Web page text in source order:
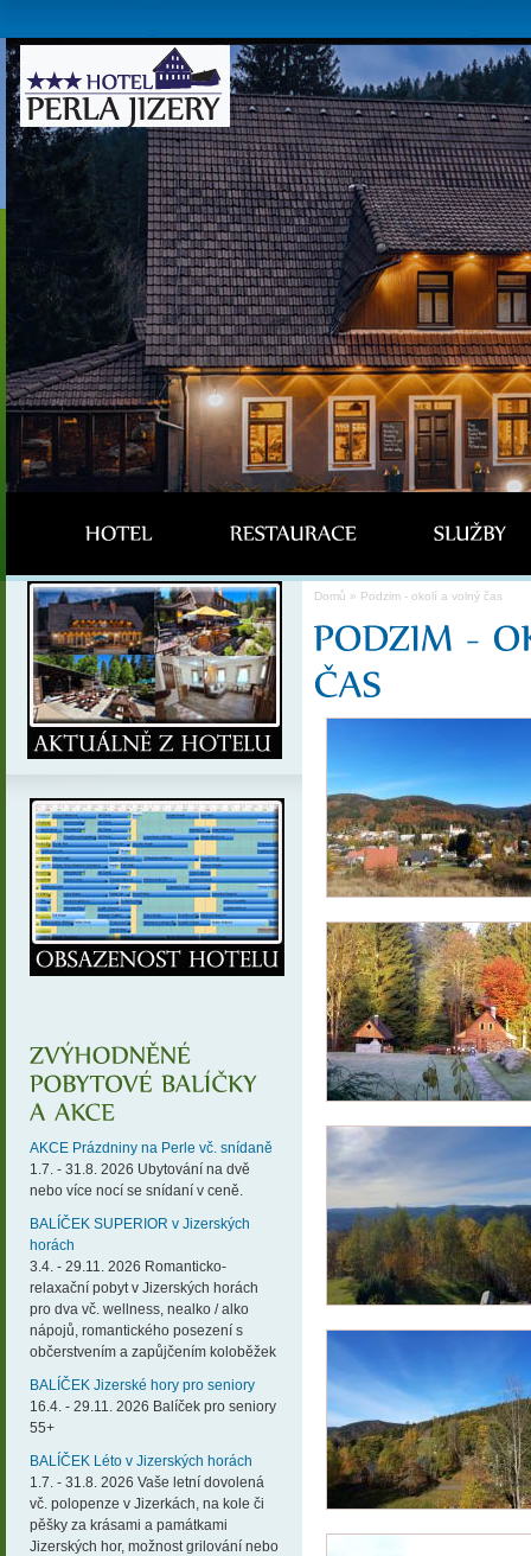
AKCE Prázdniny na Perle vč. snídaně
1.7. - 31.8. 2026 Ubytování na dvě
nebo více nocí se snídaní v ceně.
BALÍČEK SUPERIOR v Jizerských
horách
3.4. - 29.11. 2026 Romanticko-
relaxační pobyt v Jizerských horách
pro dva vč. wellness, nealko / alko
nápojů, romantického posezení s
občerstvením a zapůjčením koloběžek
BALÍČEK Jizerské hory pro seniory
16.4. - 29.11. 2026 Balíček pro seniory
55+
BALÍČEK Léto v Jizerských horách
1.7. - 31.8. 2026 Vaše letní dovolená
vč. polopenze v Jizerkách, na kole či
pěšky za krásami a památkami
Jizerských hor, možnost grilování nebo
Domů » Podzim - okolí a volný čas